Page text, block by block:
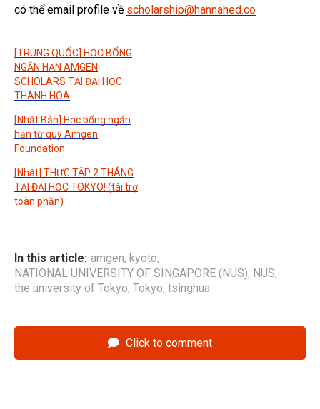
có thể email profile về scholarship@hannahed.co
[TRUNG QUỐC] HỌC BỔNG
NGẮN HẠN AMGEN
SCHOLARS TẠI ĐẠI HỌC
THANH HOA
[Nhật Bản] Học bổng ngắn
hạn từ quỹ Amgen
Foundation
[Nhật] THỰC TẬP 2 THÁNG
TẠI ĐẠI HỌC TOKYO! (tài trợ
toàn phần)
In this article: amgen, kyoto,
NATIONAL UNIVERSITY OF SINGAPORE (NUS), NUS,
the university of Tokyo, Tokyo, tsinghua
Click to comment